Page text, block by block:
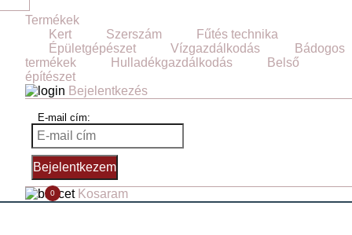
Termékek
Kert
Szerszám
Fűtés technika
Épületgépészet
Vízgazdálkodás
Bádogos
termékek
Hulladékgazdálkodás
Belső
építészet
Bejelentkezés
E-mail cím:
Bejelentkezem
Kosaram
0